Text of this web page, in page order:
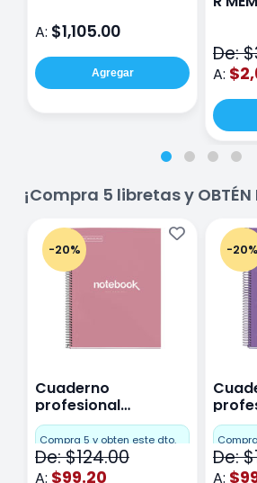
A: $1,105.00
Agregar
De:
A:
¡Compra 5 libretas y OBTÉN
-20%
Cuaderno
profesional
Miquelrius Emotions
Cuadro Chico 80
hojas Rosa
Compra 5 y obten este dto.
De: $124.00
A: $99.20
-20%
raya
De:
A: